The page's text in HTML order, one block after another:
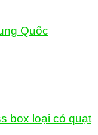
Quốc
box loại có quạt